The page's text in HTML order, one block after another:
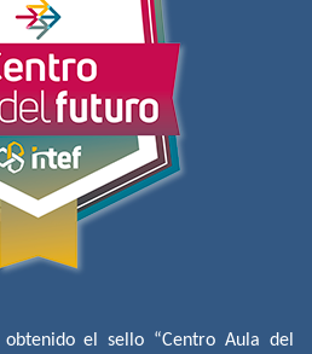
el sello “Centro Aula del